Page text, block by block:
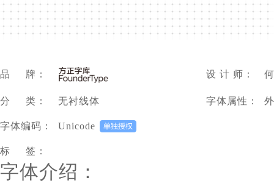
品 牌： 设 计 师：
分 类： 无衬线体 字体属性：
字体编码： Unicode
标 签：
字体介绍：